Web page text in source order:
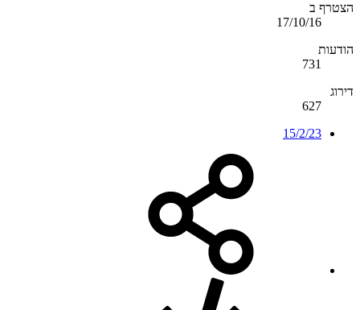
הצטרף ב
17/10/16
הודעות
731
דירוג
627
15/2/23